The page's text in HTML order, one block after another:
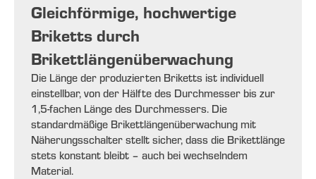
Gleichförmige, hochwertige
Briketts durch
Brikettlängenüberwachung
Die Länge der produzierten Briketts ist individuell
einstellbar, von der Hälfte des Durchmesser bis zur
1,5-fachen Länge des Durchmessers. Die
standardmäßige Brikettlängenüberwachung mit
Näherungsschalter stellt sicher, dass die Brikettlänge
stets konstant bleibt – auch bei wechselndem
Material.